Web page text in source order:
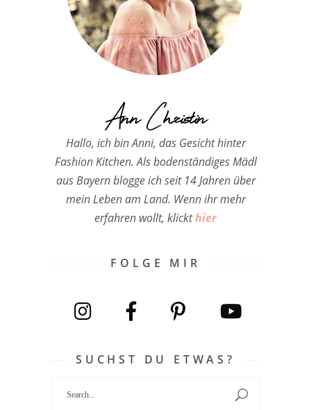
Ann Christin
Hallo, ich bin Anni, das Gesicht hinter
Fashion Kitchen. Als bodenständiges Mädl
aus Bayern blogge ich seit 14 Jahren über
mein Leben am Land. Wenn ihr mehr
erfahren wollt, klickthier
FOLGE MIR
SUCHST DU ETWAS?